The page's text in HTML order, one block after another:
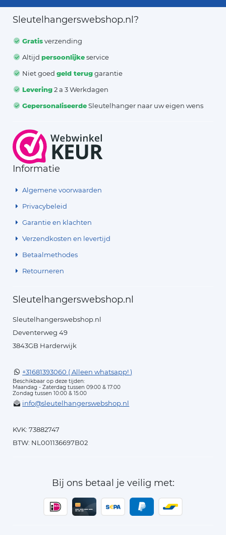
Sleutelhangerswebshop.nl?
Gratisverzending
Altijdpersoonlijkeservice
Niet goedgeld teruggarantie
Levering2 a 3 Werkdagen
GepersonaliseerdeSleutelhanger naar uw eigen wens
Informatie
Algemene voorwaarden
Privacybeleid
Garantie en klachten
Verzendkosten en levertijd
Betaalmethodes
Retourneren
Sleutelhangerswebshop.nl
Sleutelhangerswebshop.nl
Deventerweg 49
3843GB Harderwijk
+31681393060 ( Alleen whatsapp! )
Beschikbaar op deze tijden:
Maandag - Zaterdag tussen 09:00 & 17:00
Zondag tussen 10:00 & 15:00
info@sleutelhangerswebshop.nl
KVK: 73882747
BTW: NL001136697B02
Bij ons betaal je veilig met: